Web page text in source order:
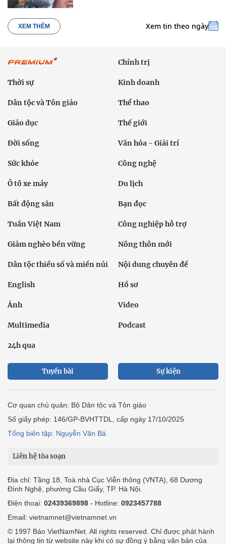
XEM THÊM Xem tin theo ngày
Chính trị
Thời sự Kinh doanh
Dân tộc và Tôn giáo Thể thao
Giáo dục Thế giới
Đời sống Văn hóa - Giải trí
Sức khỏe Công nghệ
Ô tô xe máy Du lịch
Bất động sản Bạn đọc
Tuần Việt Nam Công nghiệp hỗ trợ
Giảm nghèo bền vững Nông thôn mới
Dân tộc thiểu số và miền núi Nội dung chuyên đề
English Hồ sơ
Ảnh Video
Multimedia Podcast
24h qua
Tuyến bài Sự kiện
Cơ quan chủ quản: Bộ Dân tộc và Tôn giáo
Số giấy phép: 146/GP-BVHTTDL, cấp ngày 17/10/2025
Tổng biên tập: Nguyễn Văn Bá
Liên hệ tòa soạn
Địa chỉ: Tầng 18, Toà nhà Cục Viễn thông (VNTA), 68 Dương
Đình Nghệ, phường Cầu Giấy, TP. Hà Nội.
Điện thoại: 02439369898 - Hotline: 0923457788
Email: vietnamnet@vietnamnet.vn
© 1997 Báo VietNamNet. All rights reserved. Chỉ được phát hành
lại thông tin từ website này khi có sự đồng ý bằng văn bản của